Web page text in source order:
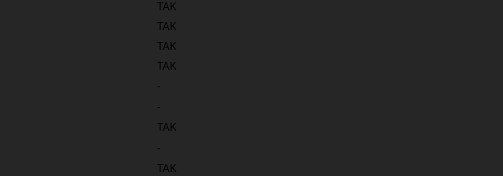
TAK
TAK
TAK
TAK
-
-
TAK
-
TAK